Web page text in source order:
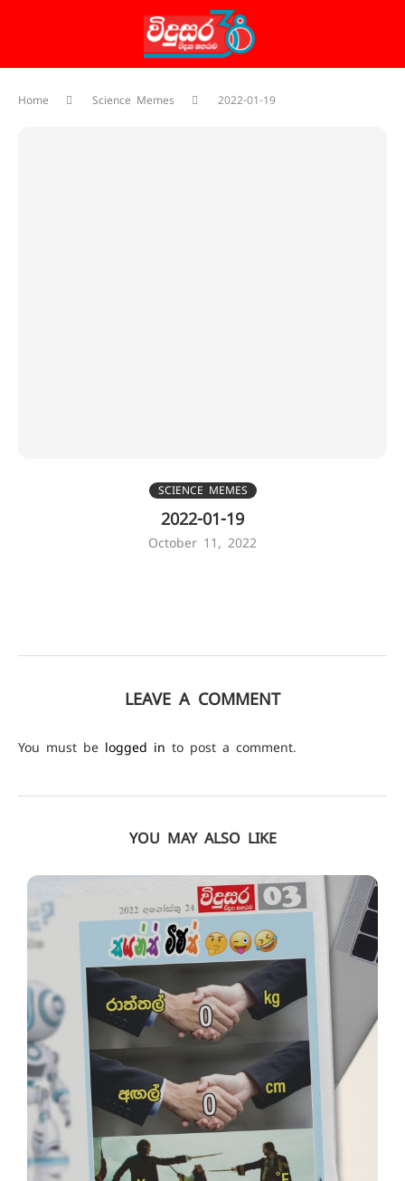
Home Science Memes 2022-01-19
SCIENCE MEMES
2022-01-19
October 11, 2022
LEAVE A COMMENT
You must be logged in to post a comment.
YOU MAY ALSO LIKE